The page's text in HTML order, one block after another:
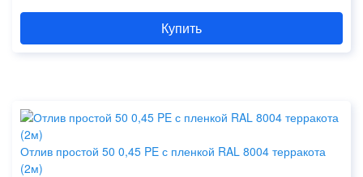
Купить
Отлив простой 50 0,45 PE с пленкой RAL 8004 терракота
(2м)